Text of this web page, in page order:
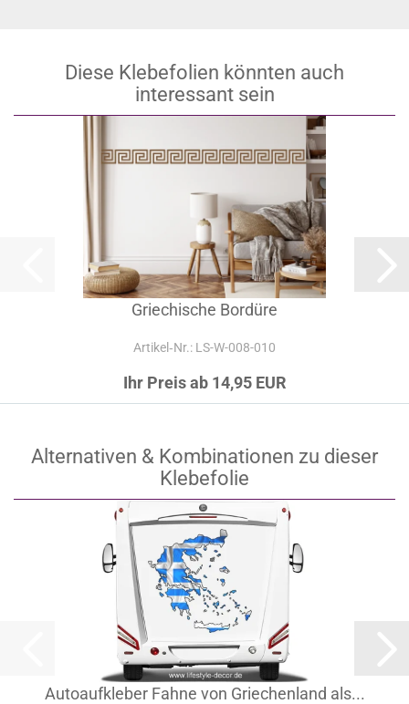
Diese Klebefolien könnten auch
interessant sein
Griechische Bordüre
Artikel‑Nr.: LS-W-008-010
Ihr Preis ab 14,95 EUR
Alternativen & Kombinationen zu dieser
Klebefolie
Autoaufkleber Fahne von Griechenland als...